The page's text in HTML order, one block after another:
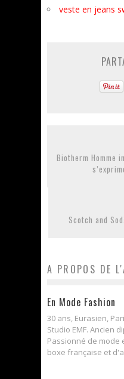
veste en jeans
Biotherm Homme
Scotch and
A PROPOS DE
En Mode Fashion
30 ans, Eurasien,
Studio EMF. Ancien
Passionné de mode
boxe française et